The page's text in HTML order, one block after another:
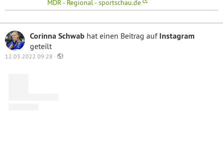
MDR - Regional - sportschau.de
Corinna Schwab hat einen Beitrag auf Instagram
geteilt
12.03.2022 09:28 ·